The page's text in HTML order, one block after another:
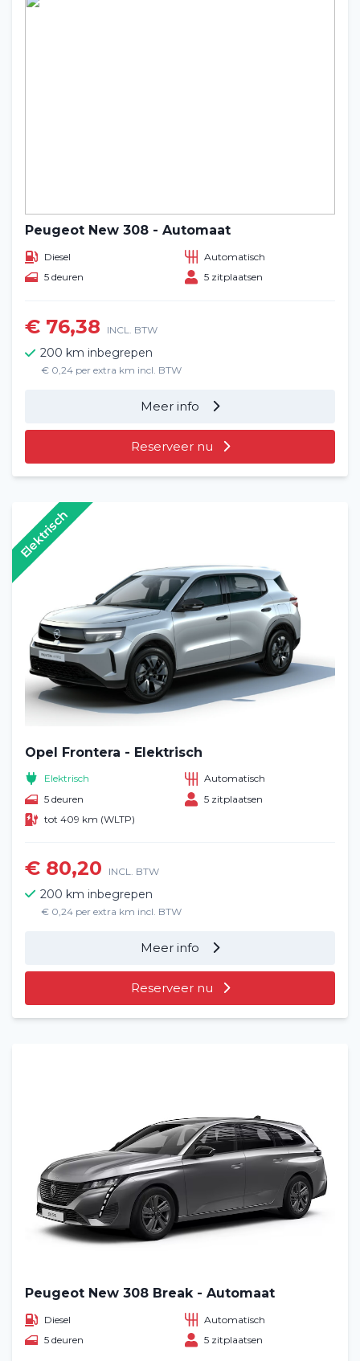
Peugeot New 308 - Automaat
Diesel
Automatisch
5 deuren
5 zitplaatsen
€ 76,38 INCL. BTW
200 km inbegrepen
€ 0,24 per extra km incl. BTW
Meer info
Reserveer nu
Opel Frontera - Elektrisch
Elektrisch
Automatisch
5 deuren
5 zitplaatsen
tot 409 km (WLTP)
€ 80,20 INCL. BTW
200 km inbegrepen
€ 0,24 per extra km incl. BTW
Meer info
Reserveer nu
Elektrisch
Peugeot New 308 Break - Automaat
Diesel
Automatisch
5 deuren
5 zitplaatsen